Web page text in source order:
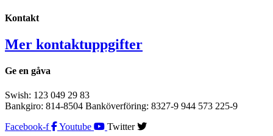
Kontakt
Mer kontaktuppgifter
Ge en gåva
Swish: 123 049 29 83
Bankgiro: 814-8504 Banköverföring: 8327-9 944 573 225-9
Facebook-f
Youtube Twitter